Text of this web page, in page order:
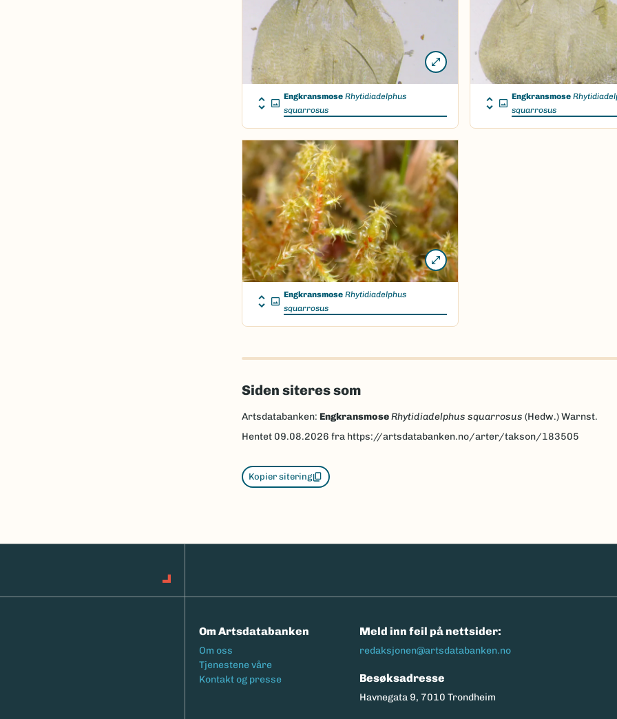
Engkransmose Rhytidiadelphus
squarrosus
Engkransmose
squarrosus
Engkransmose Rhytidiadelphus
squarrosus
Siden siteres som
Artsdatabanken: EngkransmoseRhytidiadelphus squarrosus (Hedw.) Warnst.
Hentet 09.08.2026 fra https://artsdatabanken.no/arter/takson/183505
Kopier sitering
Om Artsdatabanken
Footermeny
Om oss
Tjenestene våre
Kontakt og presse
Meld inn feil på nettsider:
redaksjonen@artsdatabanken.no
Besøksadresse
Havnegata 9, 7010 Trondheim